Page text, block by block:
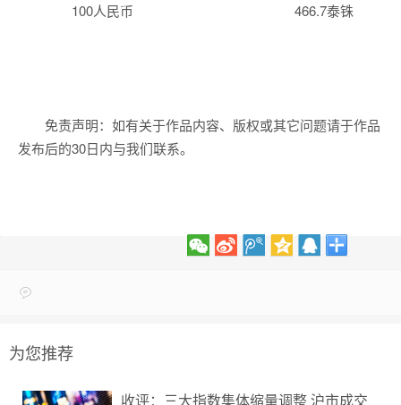
100人民币 466.7泰铢
免责声明：如有关于作品内容、版权或其它问题请于作品
发布后的30日内与我们联系。
为您推荐
收评：三大指数集体缩量调整 沪市成交